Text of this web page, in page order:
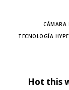
CÁMARA
TECNOLOGÍA
Hot this